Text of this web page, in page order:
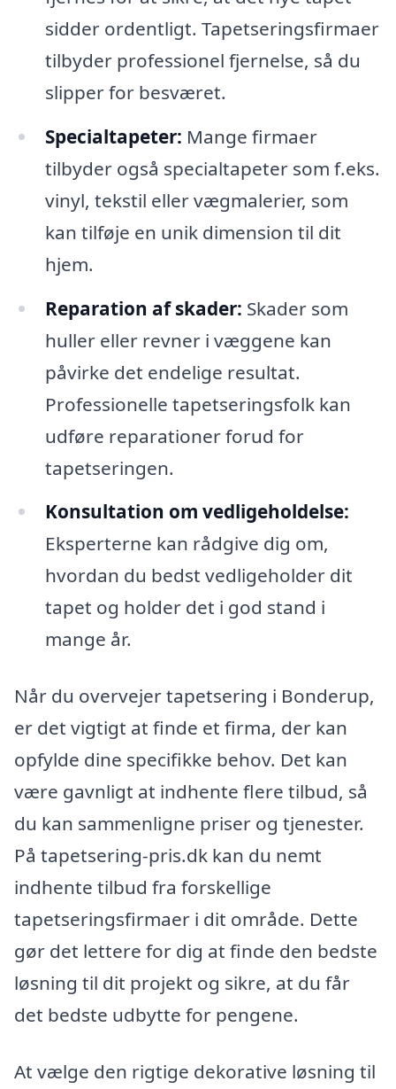
sidder ordentligt. Tapetseringsfirmaer
tilbyder professionel fjernelse, så du
slipper for besværet.
Specialtapeter: Mange firmaer
tilbyder også specialtapeter som f.eks.
vinyl, tekstil eller vægmalerier, som
kan tilføje en unik dimension til dit
hjem.
Reparation af skader: Skader som
huller eller revner i væggene kan
påvirke det endelige resultat.
Professionelle tapetseringsfolk kan
udføre reparationer forud for
tapetseringen.
Konsultation om vedligeholdelse:
Eksperterne kan rådgive dig om,
hvordan du bedst vedligeholder dit
tapet og holder det i god stand i
mange år.
Når du overvejer tapetsering i Bonderup,
er det vigtigt at finde et firma, der kan
opfylde dine specifikke behov. Det kan
være gavnligt at indhente flere tilbud, så
du kan sammenligne priser og tjenester.
På tapetsering-pris.dk kan du nemt
indhente tilbud fra forskellige
tapetseringsfirmaer i dit område. Dette
gør det lettere for dig at finde den bedste
løsning til dit projekt og sikre, at du får
det bedste udbytte for pengene.
At vælge den rigtige dekorative løsning til